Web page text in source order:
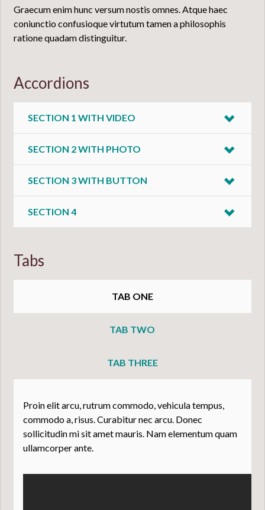
Graecum enim hunc versum nostis omnes. Atque haec
coniunctio confusioque virtutum tamen a philosophis
ratione quadam distinguitur.
Accordions
SECTION 1 WITH VIDEO
SECTION 2 WITH PHOTO
SECTION 3 WITH BUTTON
SECTION 4
Tabs
TAB ONE
TAB TWO
TAB THREE
Proin elit arcu, rutrum commodo, vehicula tempus,
commodo a, risus. Curabitur nec arcu. Donec
sollicitudin mi sit amet mauris. Nam elementum quam
ullamcorper ante.